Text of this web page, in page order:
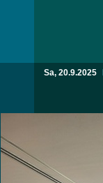
Sa, 20.9.2025